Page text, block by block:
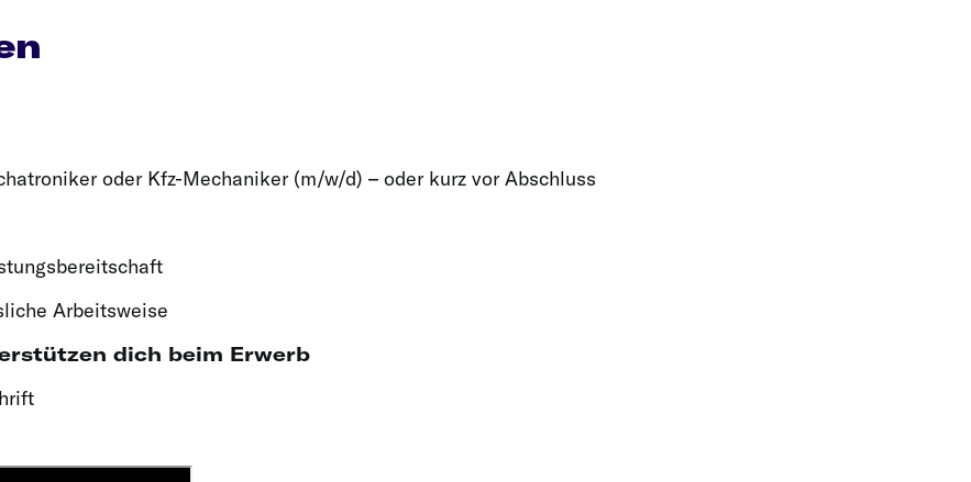
oder Kfz-Mechaniker (m/w/d) – oder kurz vor Abschluss
Arbeitsweise
dich beim Erwerb